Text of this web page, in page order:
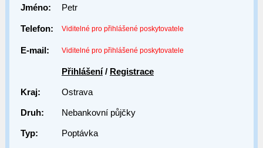
Jméno: Petr
Telefon: Viditelné pro přihlášené poskytovatele
E-mail: Viditelné pro přihlášené poskytovatele
Přihlášení/ Registrace
Kraj: Ostrava
Druh: Nebankovní půjčky
Typ: Poptávka